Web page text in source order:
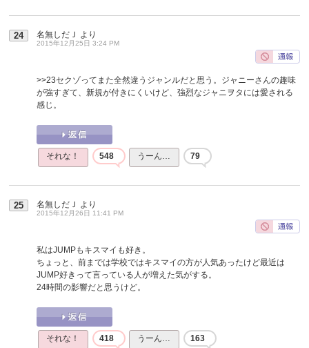
24 名無しだＪ より
2015年12月25日 3:24 PM
>>23セクゾってまた全然違うジャンルだと思う。ジャニーさんの趣味
が強すぎて、新規が付きにくいけど、強烈なジャニヲタには愛される
感じ。
それな！ 548 うーん… 79
25 名無しだＪ より
2015年12月26日 11:41 PM
私はJUMPもキスマイも好き。
ちょっと、前までは学校ではキスマイの方が人気あったけど最近は
JUMP好きって言っている人が増えた気がする。
24時間の影響だと思うけど。
それな！ 418 うーん… 163